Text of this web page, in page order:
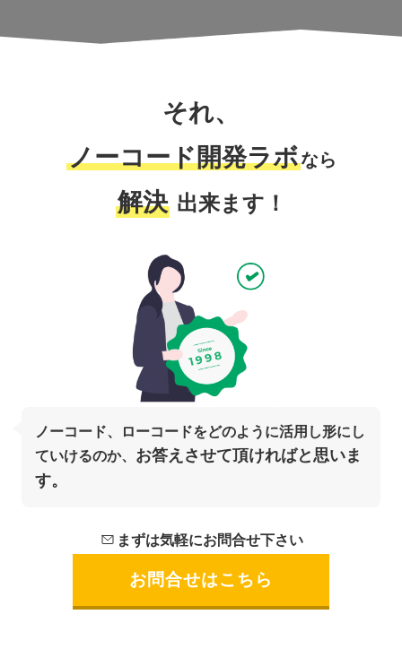
それ、
ノーコード開発ラボなら
解決 出来ます！
ノーコード、ローコードをどのように活用し形にし
ていけるのか、 お答えさせて頂ければと思いま
す。
まずは気軽にお問合せ下さい
お問合せはこちら